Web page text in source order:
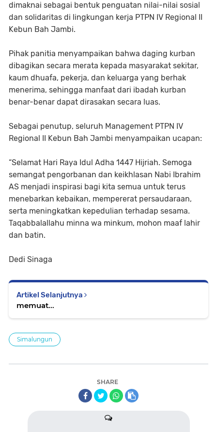
dimaknai sebagai bentuk penguatan nilai-nilai sosial
dan solidaritas di lingkungan kerja PTPN IV Regional II
Kebun Bah Jambi.
Pihak panitia menyampaikan bahwa daging kurban
dibagikan secara merata kepada masyarakat sekitar,
kaum dhuafa, pekerja, dan keluarga yang berhak
menerima, sehingga manfaat dari ibadah kurban
benar-benar dapat dirasakan secara luas.
Sebagai penutup, seluruh Management PTPN IV
Regional II Kebun Bah Jambi menyampaikan ucapan:
“Selamat Hari Raya Idul Adha 1447 Hijriah. Semoga
semangat pengorbanan dan keikhlasan Nabi Ibrahim
AS menjadi inspirasi bagi kita semua untuk terus
menebarkan kebaikan, mempererat persaudaraan,
serta meningkatkan kepedulian terhadap sesama.
Taqabbalallahu minna wa minkum, mohon maaf lahir
dan batin.
Dedi Sinaga
Artikel Selanjutnya
memuat...
Simalungun
SHARE